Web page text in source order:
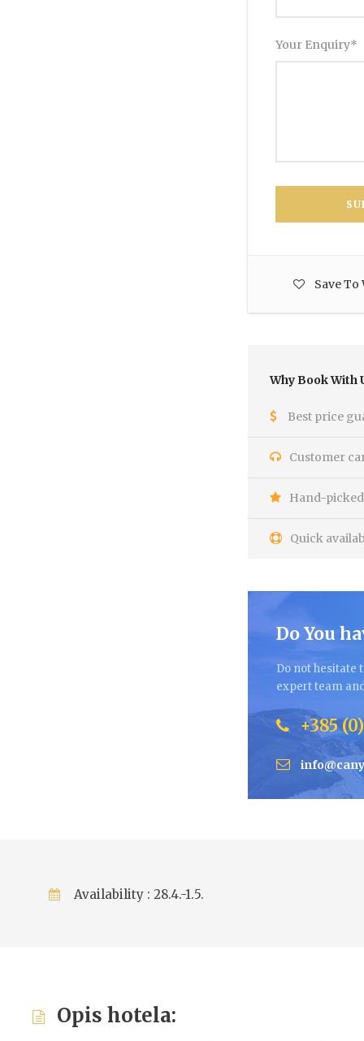
Your Enquiry*
Save To
Why Book With
Best price
Customer
Hand-
Quick
Do You
Do not hesitate
expert team
+385
Availability : 28.4.-1.5.
Opis hotela: